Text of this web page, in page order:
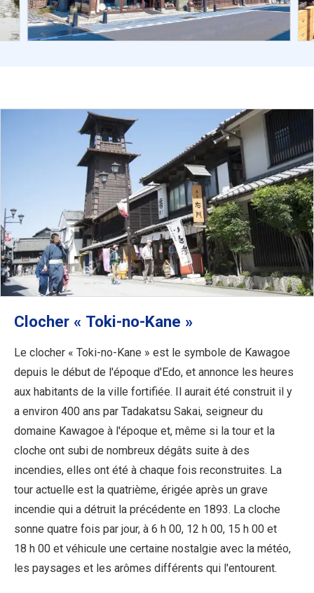
Clocher « Toki-no-Kane »
Le clocher « Toki-no-Kane » est le symbole de Kawagoe
depuis le début de l'époque d'Edo, et annonce les heures
aux habitants de la ville fortifiée. Il aurait été construit il y
a environ 400 ans par Tadakatsu Sakai, seigneur du
domaine Kawagoe à l'époque et, même si la tour et la
cloche ont subi de nombreux dégâts suite à des
incendies, elles ont été à chaque fois reconstruites. La
tour actuelle est la quatrième, érigée après un grave
incendie qui a détruit la précédente en 1893. La cloche
sonne quatre fois par jour, à 6 h 00, 12 h 00, 15 h 00 et
18 h 00 et véhicule une certaine nostalgie avec la météo,
les paysages et les arômes différents qui l'entourent.